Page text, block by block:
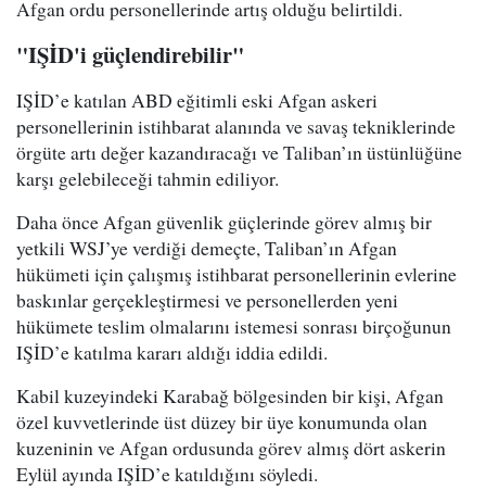
Afgan ordu personellerinde artış olduğu belirtildi.
"IŞİD'i güçlendirebilir"
IŞİD’e katılan ABD eğitimli eski Afgan askeri
personellerinin istihbarat alanında ve savaş tekniklerinde
örgüte artı değer kazandıracağı ve Taliban’ın üstünlüğüne
karşı gelebileceği tahmin ediliyor.
Daha önce Afgan güvenlik güçlerinde görev almış bir
yetkili WSJ’ye verdiği demeçte, Taliban’ın Afgan
hükümeti için çalışmış istihbarat personellerinin evlerine
baskınlar gerçekleştirmesi ve personellerden yeni
hükümete teslim olmalarını istemesi sonrası birçoğunun
IŞİD’e katılma kararı aldığı iddia edildi.
Kabil kuzeyindeki Karabağ bölgesinden bir kişi, Afgan
özel kuvvetlerinde üst düzey bir üye konumunda olan
kuzeninin ve Afgan ordusunda görev almış dört askerin
Eylül ayında IŞİD’e katıldığını söyledi.